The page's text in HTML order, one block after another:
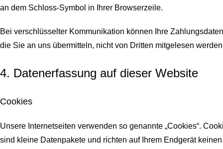
an dem Schloss-Symbol in Ihrer Browserzeile.
Bei verschlüsselter Kommunikation können Ihre
die Sie an uns übermitteln, nicht von Dritten mitgelesen
4. Datenerfassung auf dieser Website
Cookies
Unsere Internetseiten verwenden so genannte „Cookies“.
sind kleine Datenpakete und richten auf Ihrem Endgerät keinen